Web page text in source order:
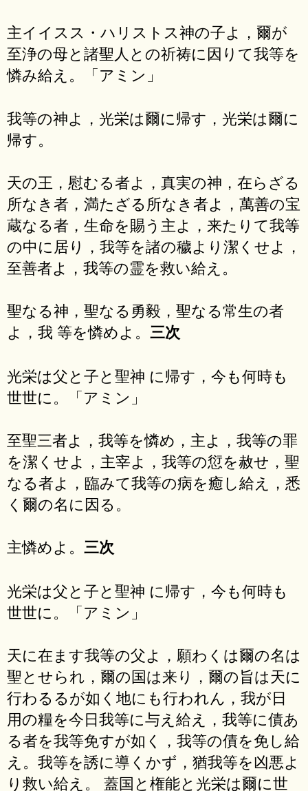
主イイスス・ハリストス神の子よ，爾が
至浄の母と諸聖人との祈祷に因りて我等を
憐み給え。「アミン」
我等の神よ，光栄は爾に帰す，光栄は爾に
帰す。
天の王，慰むる者よ，真実の神，在らざる
所なき者，満たざる所なき者よ，萬善の宝
蔵なる者，生命を賜う主よ，来たりて我等
の中に居り，我等を諸の穢より潔くせよ，
至善者よ，我等の霊を救い給え。
聖なる神，聖なる勇毅，聖なる常生の者
よ，我 等を憐めよ。 三次
光栄は父と子と聖神 に帰す，今も何時も
世世に。「アミン」
至聖三者よ，我等を憐め，主よ，我等の罪
を潔くせよ，主宰よ，我等の愆を赦せ，聖
なる者よ，臨みて我等の病を癒し給え，悉
く爾の名に因る。
主憐めよ。 三次
光栄は父と子と聖神 に帰す，今も何時も
世世に。「アミン」
天に在ます我等の父よ，願わくは爾の名は
聖とせられ，爾の国は来り，爾の旨は天に
行わるるが如く地にも行われん，我が日
用の糧を今日我等に与え給え，我等に債あ
る者を我等免すが如く，我等の債を免し給
え。我等を誘に導くかず，猶我等を凶悪よ
り救い給え。 蓋国と権能と光栄は爾に世